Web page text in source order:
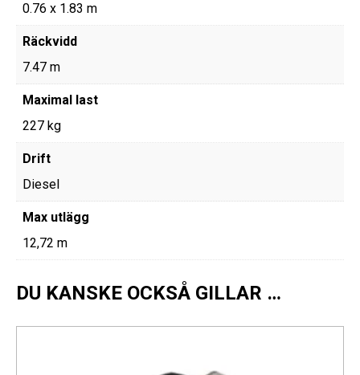
0.76 x 1.83 m
Räckvidd
7.47 m
Maximal last
227 kg
Drift
Diesel
Max utlägg
12,72 m
DU KANSKE OCKSÅ GILLAR …